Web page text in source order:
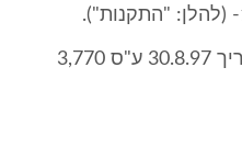
(א) חשבונית מס' 0004 מתאריך 30.8.97 ע"ס 3,770